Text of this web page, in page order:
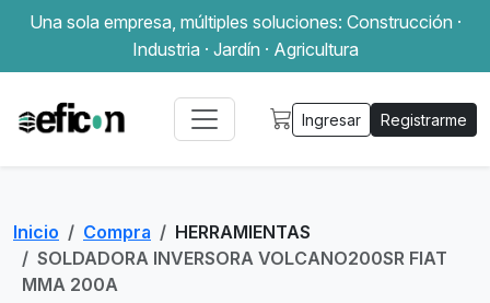
Una sola empresa, múltiples soluciones: Construcción ·
Industria · Jardín · Agricultura
Ingresar Registrarme
Inicio Compra
HERRAMIENTAS
SOLDADORA INVERSORA VOLCANO200SR FIAT
MMA 200A